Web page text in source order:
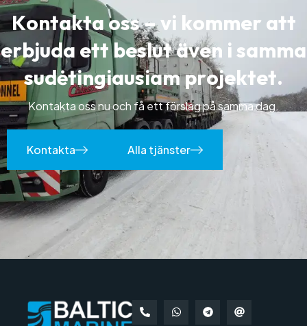
Kontaktaoss–vi kommer att
erbjuda ettbeslutäven isamma
sudėtingiausiamprojektet.
Kontakta oss nu och få ett förslag på samma dag.
Kontakta Alla tjänster